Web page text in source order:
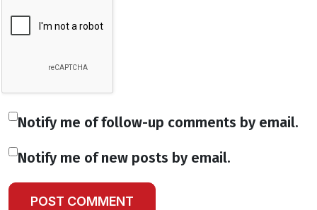
Notify me of follow-up comments by email.
Notify me of new posts by email.